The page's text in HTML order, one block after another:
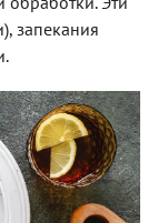
запекания